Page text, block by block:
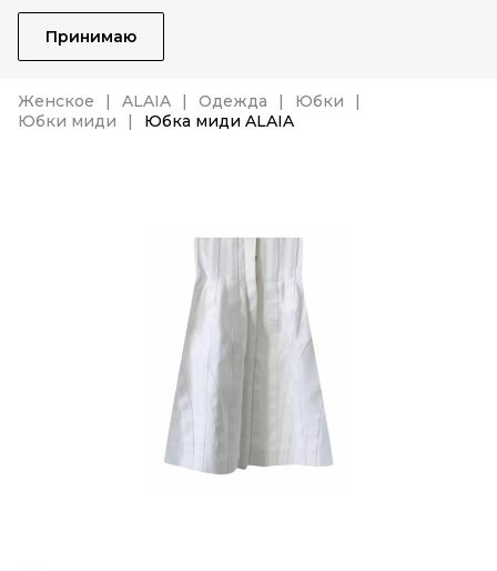
Принимаю
Женское ALAIA Одежда
Юбки
Юбки миди
Юбка миди ALAIA